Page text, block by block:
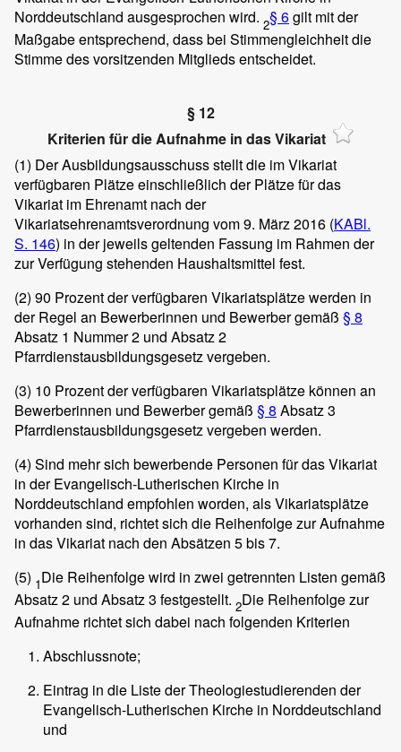
Norddeutschland ausgesprochen wird. 2§ 6gilt mit der
Maßgabe entsprechend, dass bei Stimmengleichheit die
Stimme des vorsitzenden Mitglieds entscheidet.
§ 12
Kriterien für die Aufnahme in das Vikariat
(1) Der Ausbildungsausschuss stellt die im Vikariat
verfügbaren Plätze einschließlich der Plätze für das
Vikariat im Ehrenamt nach der
Vikariatsehrenamtsverordnung vom 9. März 2016 (KABl.
S. 146) in der jeweils geltenden Fassung im Rahmen der
zur Verfügung stehenden Haushaltsmittel fest.
(2) 90 Prozent der verfügbaren Vikariatsplätze werden in
der Regel an Bewerberinnen und Bewerber gemäß § 8
Absatz 1 Nummer 2 und Absatz 2
Pfarrdienstausbildungsgesetz vergeben.
(3) 10 Prozent der verfügbaren Vikariatsplätze können an
Bewerberinnen und Bewerber gemäß § 8 Absatz 3
Pfarrdienstausbildungsgesetz vergeben werden.
(4) Sind mehr sich bewerbende Personen für das Vikariat
in der Evangelisch-Lutherischen Kirche in
Norddeutschland empfohlen worden, als Vikariatsplätze
vorhanden sind, richtet sich die Reihenfolge zur Aufnahme
in das Vikariat nach den Absätzen 5 bis 7.
(5) 1Die Reihenfolge wird in zwei getrennten Listen gemäß
Absatz 2 und Absatz 3 festgestellt. 2Die Reihenfolge zur
Aufnahme richtet sich dabei nach folgenden Kriterien
Abschlussnote;
Eintrag in die Liste der Theologiestudierenden der
Evangelisch-Lutherischen Kirche in Norddeutschland
und